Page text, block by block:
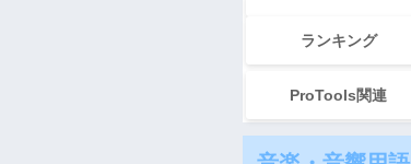
ランキング
ProTools関連